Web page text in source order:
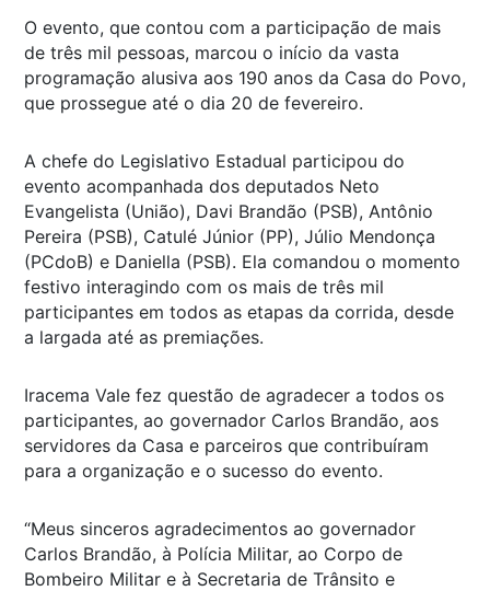
O evento, que contou com a participação de mais
de três mil pessoas, marcou o início da vasta
programação alusiva aos 190 anos da Casa do Povo,
que prossegue até o dia 20 de fevereiro.
A chefe do Legislativo Estadual participou do
evento acompanhada dos deputados Neto
Evangelista (União), Davi Brandão (PSB), Antônio
Pereira (PSB), Catulé Júnior (PP), Júlio Mendonça
(PCdoB) e Daniella (PSB). Ela comandou o momento
festivo interagindo com os mais de três mil
participantes em todos as etapas da corrida, desde
a largada até as premiações.
Iracema Vale fez questão de agradecer a todos os
participantes, ao governador Carlos Brandão, aos
servidores da Casa e parceiros que contribuíram
para a organização e o sucesso do evento.
“Meus sinceros agradecimentos ao governador
Carlos Brandão, à Polícia Militar, ao Corpo de
Bombeiro Militar e à Secretaria de Trânsito e